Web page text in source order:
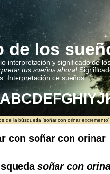
de los
interpretación y significado de
tus sueños ahora!
Interpretación de sueños.
ABCDEFGHIYJ
de la búsqueda 'soñar con orinar excremento'
con soñar con orinar
soñar con